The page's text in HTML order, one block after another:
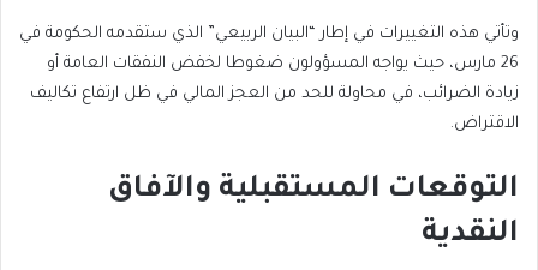
وتأتي هذه التغييرات في إطار “البيان الربيعي” الذي ستقدمه الحكومة في
26 مارس، حيث يواجه المسؤولون ضغوطا لخفض النفقات العامة أو
زيادة الضرائب، في محاولة للحد من العجز المالي في ظل ارتفاع تكاليف
الاقتراض.
التوقعات المستقبلية والآفاق
النقدية